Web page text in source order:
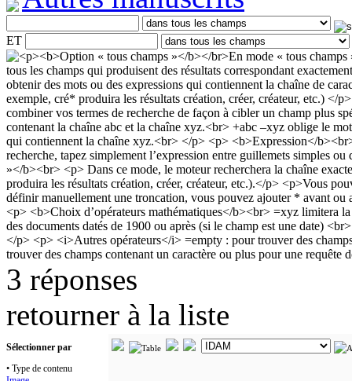
ET
3 réponses
retourner à la liste
Sélectionner par
• Type de contenu